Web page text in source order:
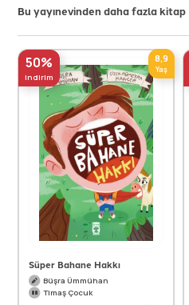
Bu yayınevinden daha fazla kitap
50%
indirim
8,9
Yaş
Süper Bahane Hakkı
Büşra Ümmühan
Timaş Çocuk